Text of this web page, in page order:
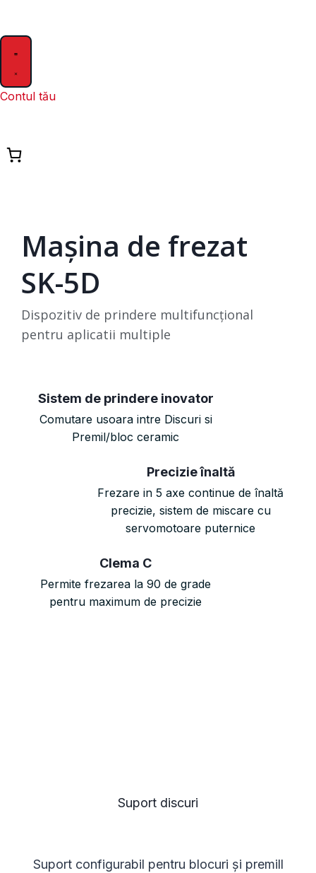
Contul tău
Mașina de frezat
SK-5D
Dispozitiv de prindere multifuncțional
pentru aplicatii multiple
Sistem de prindere inovator
Comutare usoara intre Discuri si
Premil/bloc ceramic
Precizie înaltă
Frezare in 5 axe continue de înaltă
precizie, sistem de miscare cu
servomotoare puternice
Clema C
Permite frezarea la 90 de grade
pentru maximum de precizie
Suport discuri
Suport configurabil pentru blocuri și premill